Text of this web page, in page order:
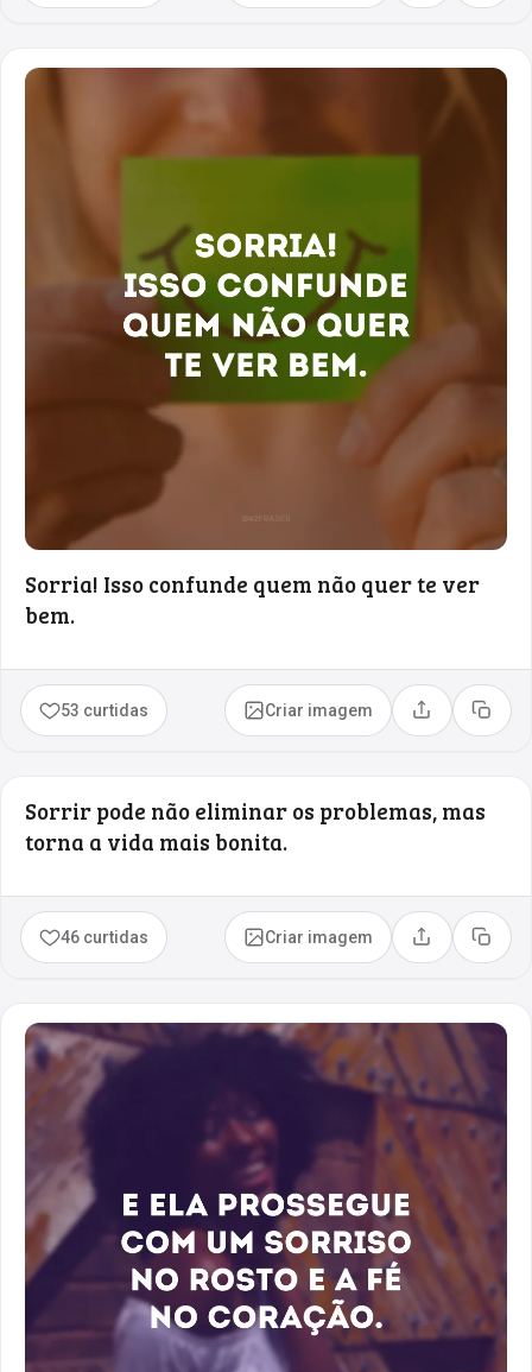
Sorria! Isso confunde quem não quer te ver
bem.
53 curtidas Criar imagem Compartilhar
Copiar
Sorrir pode não eliminar os problemas, mas
torna a vida mais bonita.
46 curtidas Criar imagem Compartilhar
Copiar